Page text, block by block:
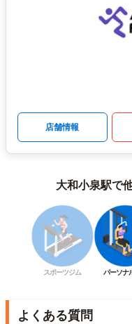
店舗情報
大和小泉駅で
スポーツジム パーソナ
よくある質問